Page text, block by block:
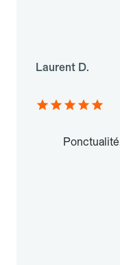
Laurent D.